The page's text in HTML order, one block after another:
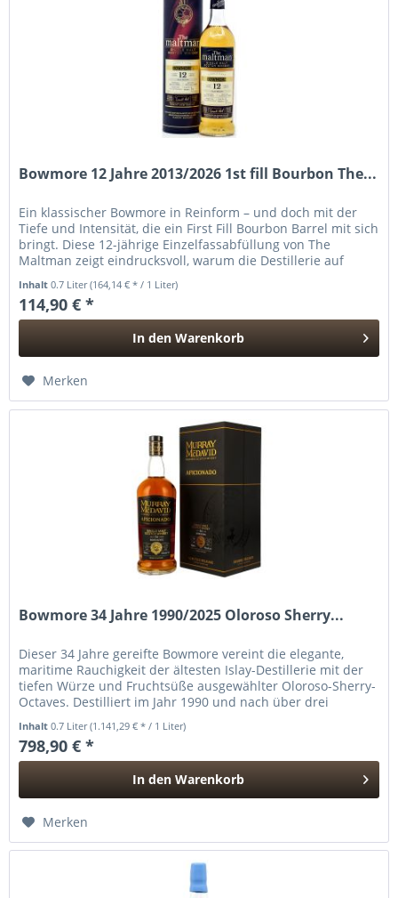
Bowmore 12 Jahre 2013/2026 1st fill Bourbon The...
Ein klassischer Bowmore in Reinform – und doch mit der
Tiefe und Intensität, die ein First Fill Bourbon Barrel mit sich
bringt. Diese 12-jährige Einzelfassabfüllung von The
Maltman zeigt eindrucksvoll, warum die Destillerie auf
Inhalt0.7 Liter(164,14 € * / 1 Liter)
114,90 € *
In den Warenkorb
Merken
Bowmore 34 Jahre 1990/2025 Oloroso Sherry...
Dieser 34 Jahre gereifte Bowmore vereint die elegante,
maritime Rauchigkeit der ältesten Islay-Destillerie mit der
tiefen Würze und Fruchtsüße ausgewählter Oloroso-Sherry-
Octaves. Destilliert im Jahr 1990 und nach über drei
Inhalt0.7 Liter(1.141,29 € * / 1 Liter)
798,90 € *
In den Warenkorb
Merken